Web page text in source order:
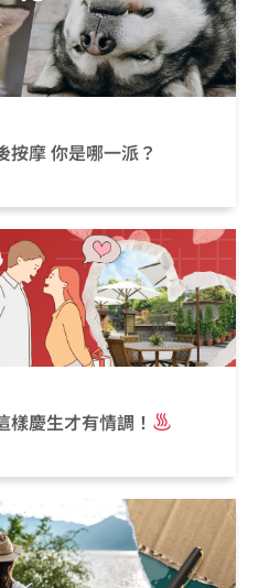
按摩 你是哪一派？
慶生才有情調！